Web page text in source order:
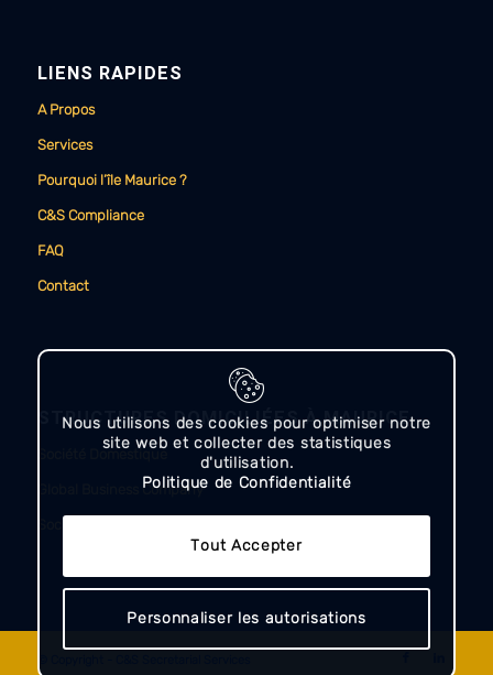
LIENS RAPIDES
A Propos
Services
Pourquoi l’île Maurice ?
C&S Compliance
FAQ
Contact
STRUCTURES DOMICILIÉES À MAURICE
Société Domestique
Global Business Company
Nous utilisons des cookies pour optimiser notre
site web et collecter des statistiques
d'utilisation.
Politique de Confidentialité
Tout Accepter
Personnaliser les autorisations